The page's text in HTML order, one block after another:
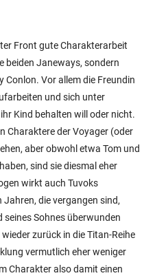
Front gute Charakterarbeit
beiden Janeways, sondern
Conlon. Vor allem die Freundin
und sich unter
Kind behalten will oder nicht.
Charaktere der Voyager (oder
aber obwohl etwa Tom und
sind sie diesmal eher
wirkt auch Tuvoks
die vergangen sind,
seines Sohnes überwunden
zurück in die Titan-Reihe
vermutlich eher weniger
Charakter also damit einen